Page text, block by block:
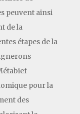
peuvent ainsi
de la
étapes de la
pour la
des